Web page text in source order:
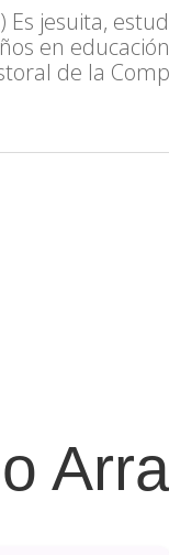
Es jesuita,
en
de la